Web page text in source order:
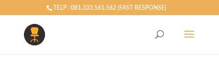
TELP : 081.333.561.562 (FAST RESPONSE)